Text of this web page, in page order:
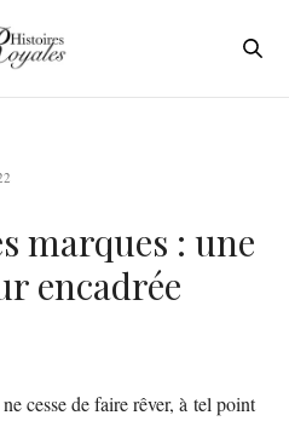
marques : une
encadrée
cesse de faire rêver, à tel point